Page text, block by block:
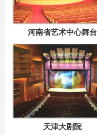
河南省艺术中心舞台
天津大剧院